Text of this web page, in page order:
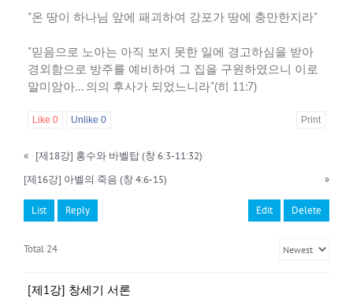
"온 땅이 하나님 앞에 패괴하여 강포가 땅에 충만한지라"
"믿음으로 노아는 아직 보지 못한 일에 경고하심을 받아
경외함으로 방주를 예비하여 그 집을 구원하였으니 이로
말미암아... 의의 후사가 되었느니라"(히 11:7)
Like 0 Unlike 0 Print
« [제18강] 홍수와 바벨탑 (창 6:3-11:32)
[제16강] 아벨의 죽음 (창 4:6-15)
»
List Reply Edit Delete
Total 24
[제1강] 창세기 서론